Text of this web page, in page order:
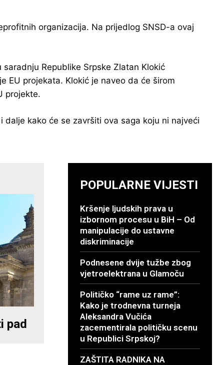
organizacija. Na prijedlog SNSD-a ovaj
Republike Srpske Zlatan Klokić
EU projekata. Klokić je naveo da će širom
projekte.
kako će se završiti ova saga koju ni najveći
pad
POPULARNE VIJESTI
Kršenje ljudskih prava u
izbornom procesu u BiH – Od
manipulacije do ustavne
diskriminacije
Podnesene dvije tužbe zbog
vjetroelektrana u Glamoču
Političko “rame uz rame”:
Kako je trodnevna turneja
Aleksandra Vučića
zacementirala političku scenu
u Republici Srpskoj?
ZAŠTITA RADNIKA NA